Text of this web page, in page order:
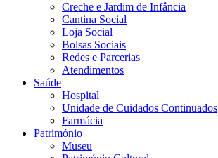
Creche e Jardim de Infância
Cantina Social
Loja Social
Bolsas Sociais
Redes e Parcerias
Atendimentos
Saúde
Hospital
Unidade de Cuidados Continuados
Farmácia
Património
Museu